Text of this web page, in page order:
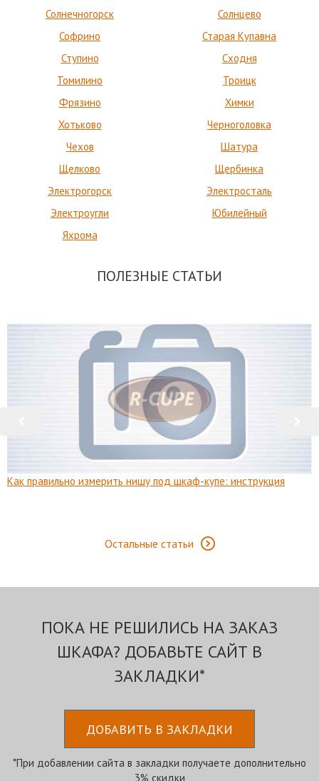
Солнечногорск
Солнцево
Софрино
Старая Купавна
Ступино
Сходня
Томилино
Троицк
Фрязино
Химки
Хотьково
Черноголовка
Чехов
Шатура
Щелково
Щербинка
Электрогорск
Электросталь
Электроугли
Юбилейный
Яхрома
ПОЛЕЗНЫЕ СТАТЬИ
Как правильно измерить нишу под шкаф-купе: инструкция
Остальные статьи
ПОКА НЕ РЕШИЛИСЬ НА ЗАКАЗ
ШКАФА? ДОБАВЬТЕ САЙТ В
ЗАКЛАДКИ*
ДОБАВИТЬ В ЗАКЛАДКИ
*При добавлении сайта в закладки получаете дополнительно
3% скидки